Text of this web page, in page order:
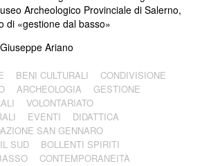
Archeologico Provinciale di Salerno,
di «gestione dal basso»
Giuseppe Ariano
BENI CULTURALI
CONDIVISIONE
ARCHEOLOGIA
GESTIONE
VOLONTARIATO
EVENTI
DIDATTICA
SAN GENNARO
SUD
BOLLENTI SPIRITI
CONTEMPORANEITÀ